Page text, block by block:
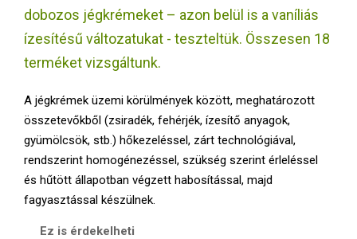
M
E
N
U
dobozos jégkrémeket – azon belül is a vaníliás
ízesítésű változatukat - teszteltük. Összesen 18
terméket vizsgáltunk.
A jégkrémek üzemi körülmények között, meghatározott
összetevőkből (zsiradék, fehérjék, ízesítő anyagok,
gyümölcsök, stb.) hőkezeléssel, zárt technológiával,
rendszerint homogénezéssel, szükség szerint érleléssel
és hűtött állapotban végzett habosítással, majd
fagyasztással készülnek.
Ez is érdekelheti